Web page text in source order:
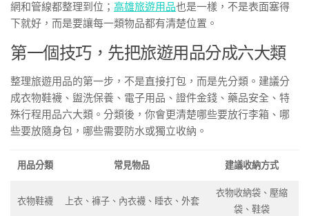
網和管線都整理到位； 高雄旅遊用品也是一樣，不是表面塞得
下就好，而是要讓每一類物品都有清楚位置。
第一個技巧，先把旅遊用品分成六大類
整理旅遊用品的第一步，不是直接打包，而是先分類。建議分
成衣物鞋襪、盥洗保養、電子用品、證件金錢、藥品安全、特
殊行程用品六大類。分類後，你會更清楚哪些要放行李箱、哪
些要放隨身包，哪些需要防水或獨立收納。
用品分類 常見物品 建議收納方式
衣物鞋襪 上衣、褲子、內衣襪、睡衣、外套
衣物收納袋、壓縮
袋、鞋袋